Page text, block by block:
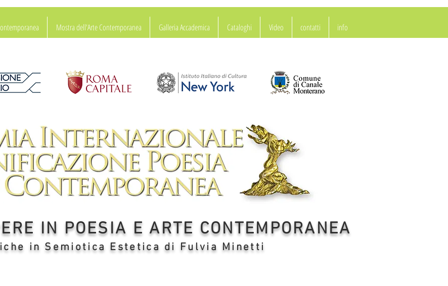
IN POESIA E ARTE CONTEMPORANEA
in Semiotica Estetica di Fulvia Minetti
Mostra dell'Arte Contemporanea Galleria Accademica Cataloghi Video contatti info